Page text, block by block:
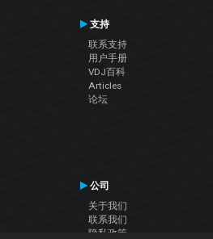
支持
联系支持
用户手册
VDJ百科
Articles
论坛
公司
关于我们
联系我们
隐私政策